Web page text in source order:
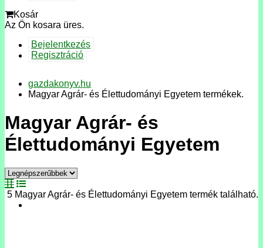
Kosár
Az Ön kosara üres.
Bejelentkezés
Regisztráció
gazdakonyv.hu
Magyar Agrár- és Élettudományi Egyetem termékek.
Magyar Agrár- és
Élettudományi Egyetem
5 Magyar Agrár- és Élettudományi Egyetem termék található.